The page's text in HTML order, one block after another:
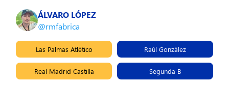
ÁLVARO LÓPEZ
@rmfabrica
Las Palmas Atlético Raúl González
Real Madrid Castilla Segunda B